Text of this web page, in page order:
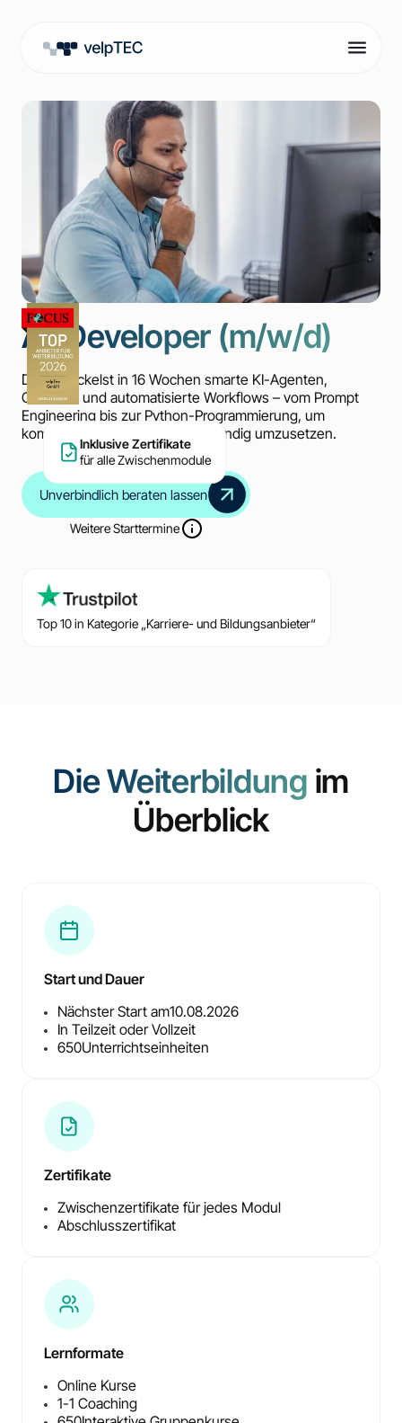
Inklusive Zertifikate
für alle Zwischenmodule
AI-Developer (m/w/d)
Du entwickelst in 16 Wochen smarte KI-Agenten,
Chatbots und automatisierte Workflows – vom Prompt
Engineering bis zur Python-Programmierung, um
komplexe KI-Lösungen eigenständig umzusetzen.
Unverbindlich beraten lassen
Weitere Starttermine
Top 10 in Kategorie „Karriere- und Bildungsanbieter“
Die Weiterbildung im
Überblick
Start und Dauer
Nächster Start am10.08.2026
In Teilzeit oder Vollzeit
650Unterrichtseinheiten
Zertifikate
Zwischenzertifikate für jedes Modul
Abschlusszertifikat
Lernformate
Online Kurse
1-1 Coaching